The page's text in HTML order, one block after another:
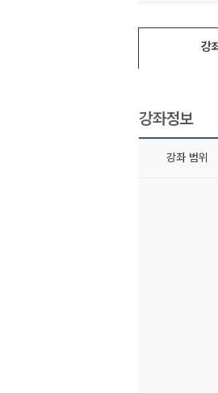
강
강좌정보
강좌 범위